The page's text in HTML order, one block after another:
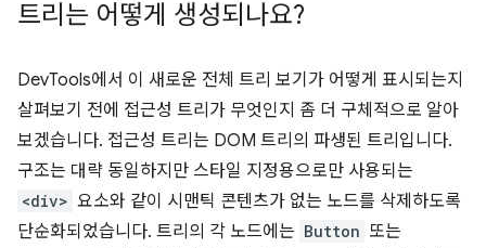
트리는 어떻게 생성되나요?
DevTools에서 이 새로운 전체 트리 보기가 어떻게 표시되는지
살펴보기 전에 접근성 트리가 무엇인지 좀 더 구체적으로 알아
보겠습니다. 접근성 트리는 DOM 트리의 파생된 트리입니다.
구조는 대략 동일하지만 스타일 지정용으로만 사용되는
<div> 요소와 같이 시맨틱 콘텐츠가 없는 노드를 삭제하도록
단순화되었습니다. 트리의 각 노드에는 Button 또는